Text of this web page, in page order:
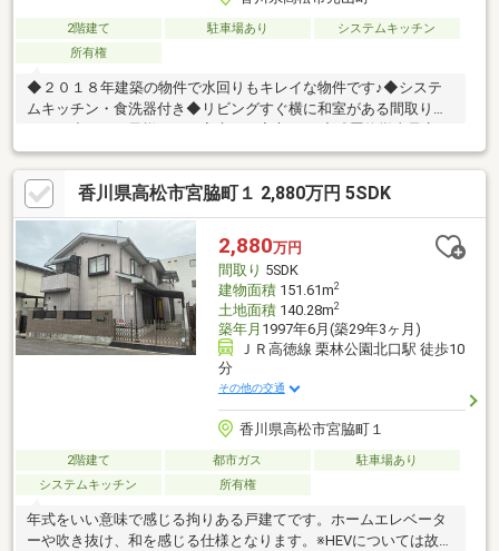
2階建て 駐車場あり
システムキッチン
所有権
◆２０１８年建築の物件で水回りもキレイな物件です♪◆システ
ムキッチン・食洗器付き◆リビングすぐ横に和室がある間取りで
すので小さなお子様がいる家庭にも安心です ◆残置物撤去予定で
す
香川県高松市宮脇町１ 2,880万円 5SDK
2,880万円
間取り 5SDK
建物面積151.61m2
土地面積140.28m2
築年月 1997年6月(築29年3ヶ月)
ＪＲ高徳線 栗林公園北口駅 徒歩10
分
その他の交通
香川県高松市宮脇町１
2階建て 都市ガス
駐車場あり
システムキッチン
所有権
年式をいい意味で感じる拘りある戸建てです。ホームエレベータ
ーや吹き抜け、和を感じる仕様となります。※HEVについては故障